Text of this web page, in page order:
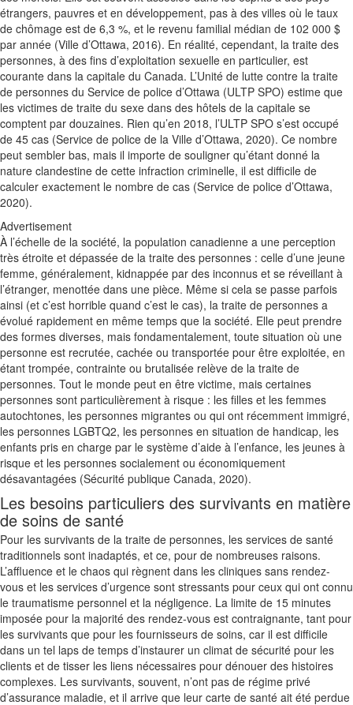
étrangers, pauvres et en développement, pas à des villes où le taux
de chômage est de 6,3 %, et le revenu familial médian de 102 000 $
par année (Ville d’Ottawa, 2016). En réalité, cependant, la traite des
personnes, à des fins d’exploitation sexuelle en particulier, est
courante dans la capitale du Canada. L’Unité de lutte contre la traite
de personnes du Service de police d’Ottawa (ULTP SPO) estime que
les victimes de traite du sexe dans des hôtels de la capitale se
comptent par douzaines. Rien qu’en 2018, l’ULTP SPO s’est occupé
de 45 cas (Service de police de la Ville d’Ottawa, 2020). Ce nombre
peut sembler bas, mais il importe de souligner qu’étant donné la
nature clandestine de cette infraction criminelle, il est difficile de
calculer exactement le nombre de cas (Service de police d’Ottawa,
2020).
Advertisement
À l’échelle de la société, la population canadienne a une perception
très étroite et dépassée de la traite des personnes : celle d’une jeune
femme, généralement, kidnappée par des inconnus et se réveillant à
l’étranger, menottée dans une pièce. Même si cela se passe parfois
ainsi (et c’est horrible quand c’est le cas), la traite de personnes a
évolué rapidement en même temps que la société. Elle peut prendre
des formes diverses, mais fondamentalement, toute situation où une
personne est recrutée, cachée ou transportée pour être exploitée, en
étant trompée, contrainte ou brutalisée relève de la traite de
personnes. Tout le monde peut en être victime, mais certaines
personnes sont particulièrement à risque : les filles et les femmes
autochtones, les personnes migrantes ou qui ont récemment immigré,
les personnes LGBTQ2, les personnes en situation de handicap, les
enfants pris en charge par le système d’aide à l’enfance, les jeunes à
risque et les personnes socialement ou économiquement
désavantagées (Sécurité publique Canada, 2020).
Les besoins particuliers des survivants en matière
de soins de santé
Pour les survivants de la traite de personnes, les services de santé
traditionnels sont inadaptés, et ce, pour de nombreuses raisons.
L’affluence et le chaos qui règnent dans les cliniques sans rendez-
vous et les services d’urgence sont stressants pour ceux qui ont connu
le traumatisme personnel et la négligence. La limite de 15 minutes
imposée pour la majorité des rendez-vous est contraignante, tant pour
les survivants que pour les fournisseurs de soins, car il est difficile
dans un tel laps de temps d’instaurer un climat de sécurité pour les
clients et de tisser les liens nécessaires pour dénouer des histoires
complexes. Les survivants, souvent, n’ont pas de régime privé
d’assurance maladie, et il arrive que leur carte de santé ait été perdue